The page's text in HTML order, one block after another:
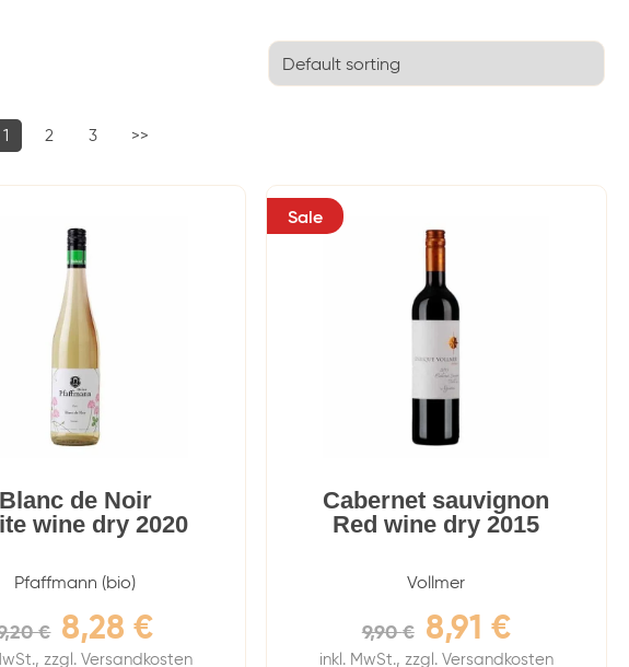
1 2 3 >>
Blanc de Noir
wine dry 2020
Pfaffmann (bio)
€ 8,28€
zzgl. Versandkosten
Sale
Cabernet sauvignon
Red wine dry 2015
Vollmer
9,90€ 8,91 €
inkl. MwSt., zzgl. Versandkosten